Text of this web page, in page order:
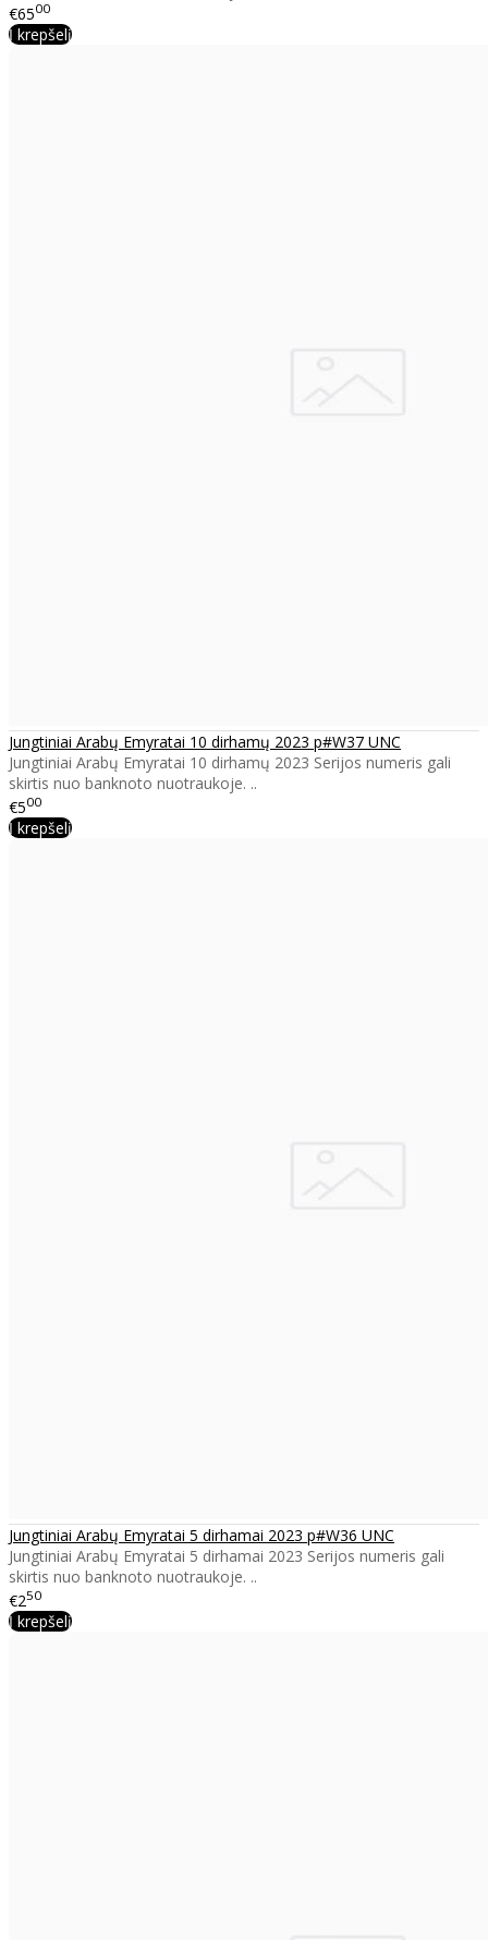
€6500
Į krepšelį
Jungtiniai Arabų Emyratai 10 dirhamų 2023 p#W37 UNC
Jungtiniai Arabų Emyratai 10 dirhamų 2023 Serijos numeris gali
skirtis nuo banknoto nuotraukoje. ..
€500
Į krepšelį
Jungtiniai Arabų Emyratai 5 dirhamai 2023 p#W36 UNC
Jungtiniai Arabų Emyratai 5 dirhamai 2023 Serijos numeris gali
skirtis nuo banknoto nuotraukoje. ..
€250
Į krepšelį